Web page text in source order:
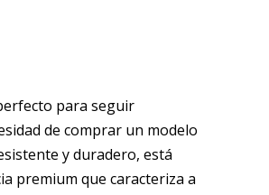
para seguir
de comprar un modelo
y duradero, está
premium que caracteriza a